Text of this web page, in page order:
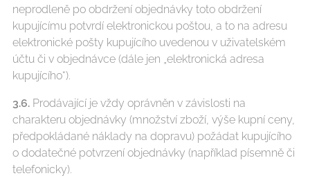
neprodleně po obdržení objednávky toto obdržení
kupujícímu potvrdí elektronickou poštou, a to na adresu
elektronické pošty kupujícího uvedenou v uživatelském
účtu či v objednávce (dále jen „elektronická adresa
kupujícího“).
3.6. Prodávající je vždy oprávněn v závislosti na
charakteru objednávky (množství zboží, výše kupní ceny,
předpokládané náklady na dopravu) požádat kupujícího
o dodatečné potvrzení objednávky (například písemně či
telefonicky).